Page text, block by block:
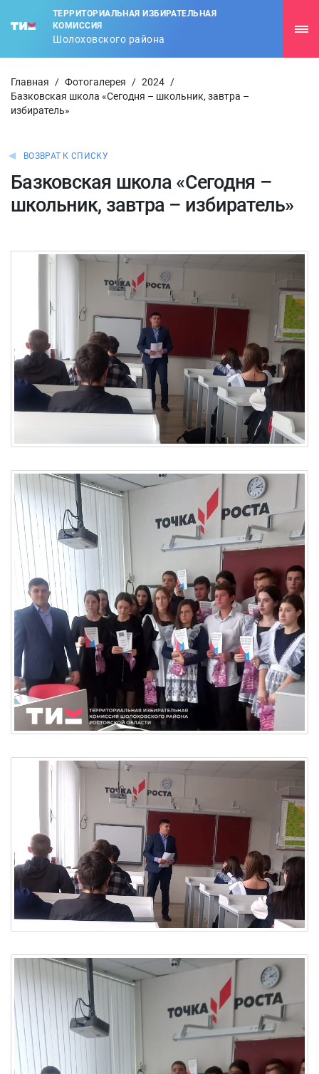
ТЕРРИТОРИАЛЬНАЯ ИЗБИРАТЕЛЬНАЯ
КОМИССИЯ
Шолоховского района
Главная / Фотогалерея / 2024 /
Базковская школа «Сегодня – школьник, завтра –
избиратель»
ВОЗВРАТ К СПИСКУ
Базковская школа «Сегодня –
школьник, завтра – избиратель»